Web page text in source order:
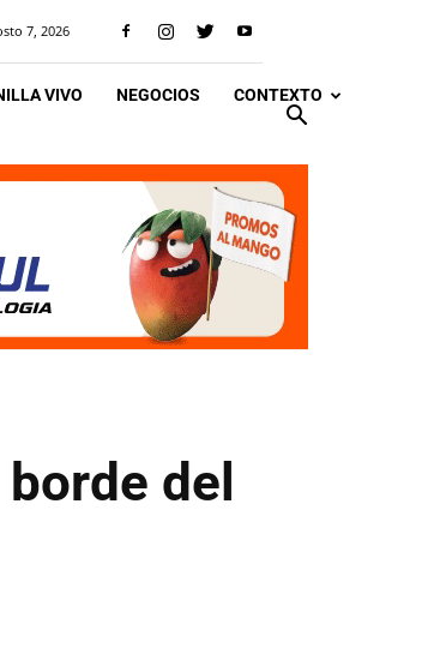
7, 2026
VIVO NEGOCIOS CONTEXTO
del